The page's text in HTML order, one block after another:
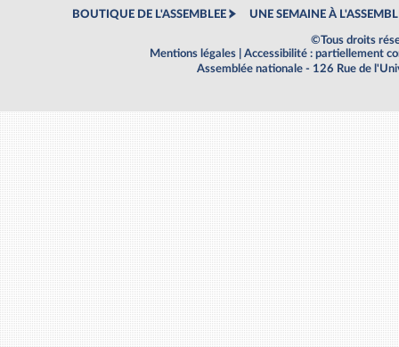
BOUTIQUE DE L'ASSEMBLEE UNE SEMAINE À
©Tous droits
Mentions légales
Accessibilité : partiellement
Assemblée nationale - 126 Rue de